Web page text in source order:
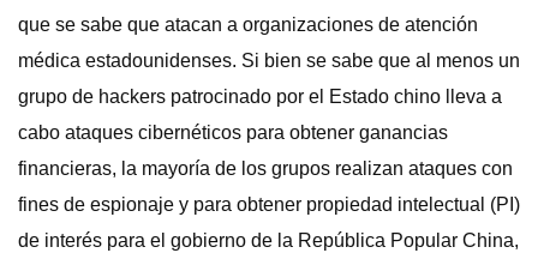
que se sabe que atacan a organizaciones de atención
médica estadounidenses. Si bien se sabe que al menos un
grupo de hackers patrocinado por el Estado chino lleva a
cabo ataques cibernéticos para obtener ganancias
financieras, la mayoría de los grupos realizan ataques con
fines de espionaje y para obtener propiedad intelectual (PI)
de interés para el gobierno de la República Popular China,